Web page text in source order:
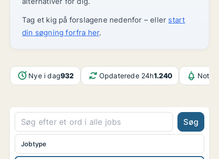
Tag et kig på forslagene nedenfor – eller start
din søgning forfra her.
Nye i dag932 Opdaterede 24h1.240
Søg
Jobtype